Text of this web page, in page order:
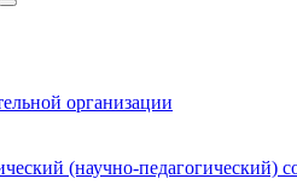
организации
(научно-педагогический)